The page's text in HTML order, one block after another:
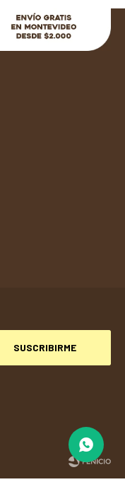
SUSCRIBIRME